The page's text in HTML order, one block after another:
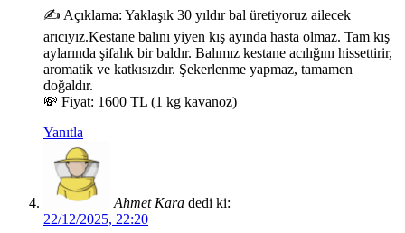
✍️ Açıklama: Yaklaşık 30 yıldır bal üretiyoruz ailecek
arıcıyız.Kestane balını yiyen kış ayında hasta olmaz. Tam kış
aylarında şifalık bir baldır. Balımız kestane acılığını hissettirir,
aromatik ve katkısızdır. Şekerlenme yapmaz, tamamen
doğaldır.
💸 Fiyat: 1600 TL (1 kg kavanoz)
Yanıtla
Ahmet Kara dedi ki:
22/12/2025, 22:20